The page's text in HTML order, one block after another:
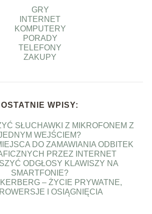
GRY
INTERNET
KOMPUTERY
PORADY
TELEFONY
ZAKUPY
OSTATNIE WPISY:
SŁUCHAWKI Z MIKROFONEM Z
WEJŚCIEM?
DO ZAMAWIANIA ODBITEK
PRZEZ INTERNET
ODGŁOSY KLAWISZY NA
SMARTFONIE?
– ŻYCIE PRYWATNE,
I OSIĄGNIĘCIA